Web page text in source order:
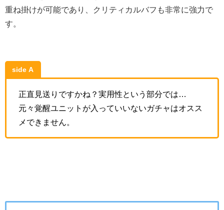
重ね掛けが可能であり、クリティカルバフも非常に強力で
す。
side A
正直見送りですかね？実用性という部分では…
元々覚醒ユニットが入っていいないガチャはオスス
メできません。